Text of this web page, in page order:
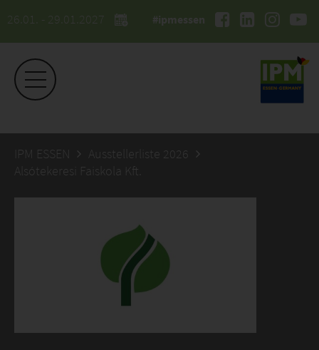
26.01. - 29.01.2027 #ipmessen
IPM ESSEN
Ausstellerliste 2026
Alsótekeresi Faiskola Kft.